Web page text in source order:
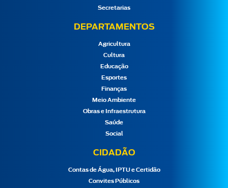
Secretarias
DEPARTAMENTOS
Agricultura
Cultura
Educação
Esportes
Finanças
Meio Ambiente
Obras e Infraestrutura
Saúde
Social
CIDADÃO
Contas de Água, IPTU e Certidão
Convites Públicos